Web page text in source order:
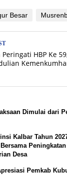
Besar
HBP Ke
Dimulai dari
Kalbar Tahun
Desa
Pemkab